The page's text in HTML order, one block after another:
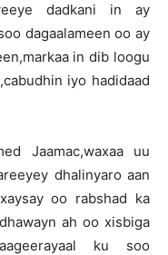
dadkani in ay
dagaalameen oo ay
in dib loogu
iyo hadidaad
Jaamac,waxaa uu
dhalinyaro aan
oo rabshad ka
ah oo xisbiga
ku soo